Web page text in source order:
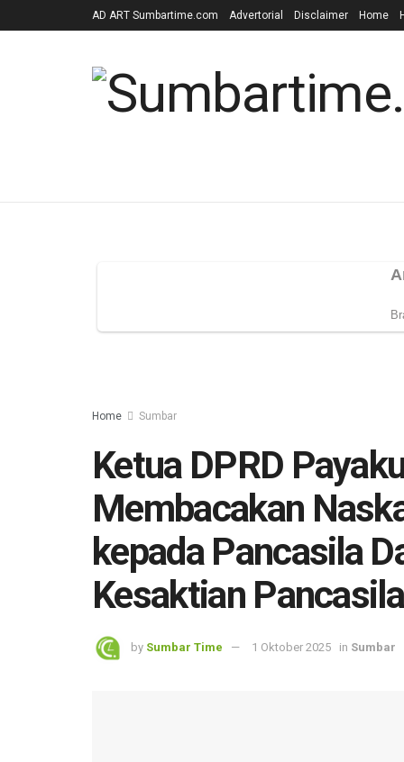
AD ART Sumbartime.com Advertorial Disclaimer Home
Home Sumbar
Ketua DPRD
Membacakan
kepada Pancasila
Kesaktian Pancasila
by Sumbar Time 1 Oktober 2025 in Sumbar